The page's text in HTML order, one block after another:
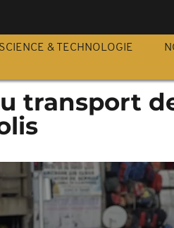
SCIENCE & TECHNOLOGIE
transport